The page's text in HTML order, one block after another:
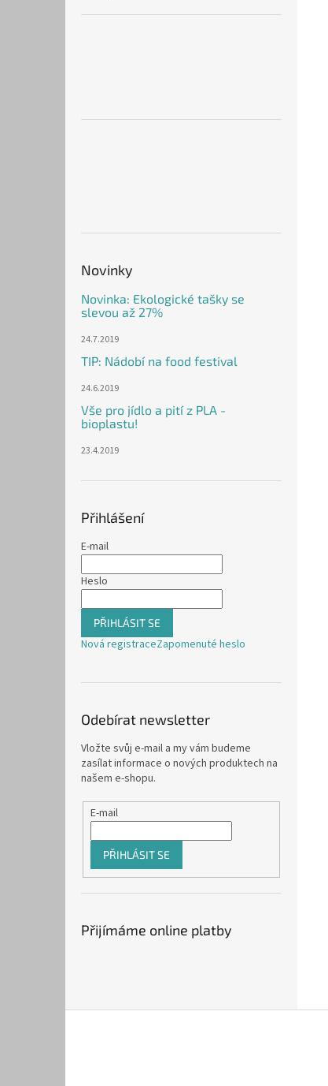
Novinky
Novinka: Ekologické tašky se
slevou až 27%
24.7.2019
TIP: Nádobí na food festival
24.6.2019
Vše pro jídlo a pití z PLA -
bioplastu!
23.4.2019
Přihlášení
E-mail
Heslo
PŘIHLÁSIT SE
Nová registraceZapomenuté heslo
Odebírat newsletter
Vložte svůj e-mail a my vám budeme
zasílat informace o nových produktech na
našem e-shopu.
E-mail
PŘIHLÁSIT SE
Přijímáme online platby